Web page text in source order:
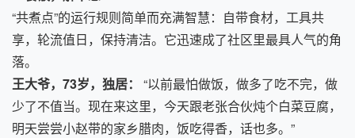
“共煮点”的运行规则简单而充满智慧：自带食材，工具共
享，轮流值日，保持清洁。它迅速成了社区里最具人气的角
落。
王大爷，73岁，独居：
“以前最怕做饭，做多了吃不完，做
少了不值当。现在来这里，今天跟老张合伙炖个白菜豆腐，
明天尝尝小赵带的家乡腊肉，饭吃得香，话也多。”